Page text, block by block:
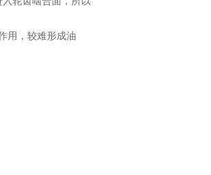
用，较难形成油